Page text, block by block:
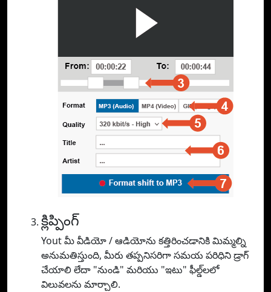
క్లిప్పింగ్
Yout మీ వీడియో / ఆడియోను కత్తిరించడానికి మిమ్మల్ని
అనుమతిస్తుంది, మీరు తప్పనిసరిగా సమయ పరిధిని డ్రాగ్
చేయాలి లేదా "నుండి" మరియు "ఇటు" ఫీల్డ్‌లలో
విలువలను మార్చాలి.